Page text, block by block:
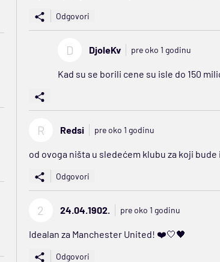
Odgovori
D DjoleKv pre oko 1 godinu
Kad su se borili cene su isle do 150
R Redsi pre oko 1 godinu
od ovoga ništa u sledećem klubu za koji bude
Odgovori
2 24.04.1902. pre oko 1 godinu
Idealan za Manchester United! ❤️🤍🖤
Odgovori